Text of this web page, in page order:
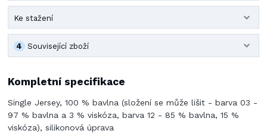
Ke stažení
Související zboží
4
Kompletní specifikace
Single Jersey, 100 % bavlna (složení se může lišit - barva 03 -
97 % bavlna a 3 % viskóza, barva 12 - 85 % bavlna, 15 %
viskóza), silikonová úprava